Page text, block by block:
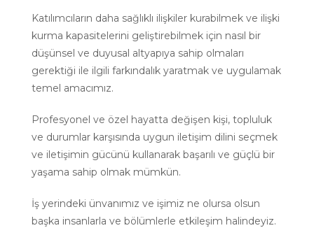
Katılımcıların daha sağlıklı ilişkiler kurabilmek ve ilişki
kurma kapasitelerini geliştirebilmek için nasıl bir
düşünsel ve duyusal altyapıya sahip olmaları
gerektiği ile ilgili farkındalık yaratmak ve uygulamak
temel amacımız.
Profesyonel ve özel hayatta değişen kişi, topluluk
ve durumlar karşısında uygun iletişim dilini seçmek
ve iletişimin gücünü kullanarak başarılı ve güçlü bir
yaşama sahip olmak mümkün.
İş yerindeki ünvanımız ve işimiz ne olursa olsun
başka insanlarla ve bölümlerle etkileşim halindeyiz.